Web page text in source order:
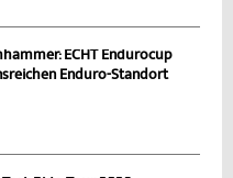
ECHT Endurocup
Enduro-Standort